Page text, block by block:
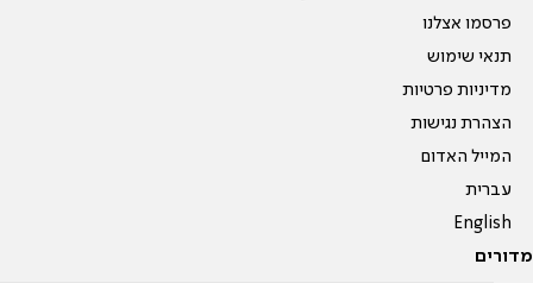
פרסמו אצלנו
תנאי שימוש
מדיניות פרטיות
הצהרת נגישות
המייל האדום
עברית
English
מדורים